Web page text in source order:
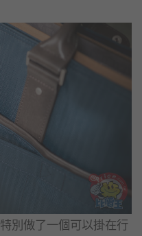
別做了一個可以掛在行